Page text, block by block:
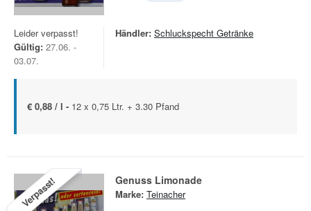
Leider verpasst!
Gültig: 27.06. -
03.07.
Händler: Schluckspecht Getränke
€ 0,88 / l - 12 x 0,75 Ltr. + 3.30 Pfand
Verpasst! Genuss Limonade
Marke: Teinacher